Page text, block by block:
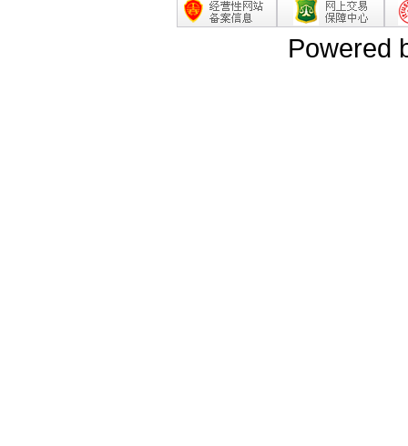
Powered